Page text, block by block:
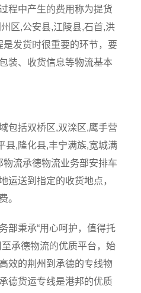
程中产生的费用称为提货
区,公安县,江陵县,石首,洪
发货时很重要的环节，要
装、收货信息等物流基本
包括双桥区,双滦区,鹰手营
县,隆化县,丰宁满族,宽城满
流承德物流业务部安排车
运送到指定的收货地点，
。
部秉承“用心呵护，值得托
承德物流的优质平台，始
效的荆州到承德的专线物
德货运专线是港邦的优质